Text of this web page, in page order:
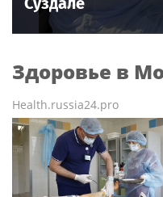
Здоровье в
Health.russia24.pro